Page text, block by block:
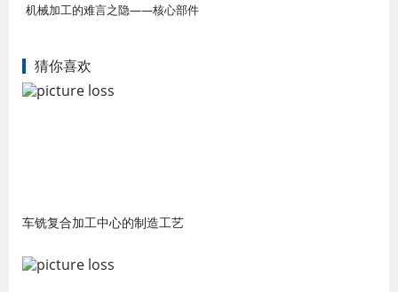
机械加工的难言之隐——核心部件
猜你喜欢
车铣复合加工中心的制造工艺